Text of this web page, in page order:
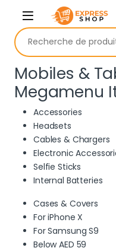
Skip to navigation
Skip to content
Recherche pour :
Mobiles &
Megamenu
Accessories
Headsets
Cables & Chargers
Electronic
Selfie Sticks
Internal Batteries
Cases & Covers
For iPhone X
For Samsung S9
Below AED 59